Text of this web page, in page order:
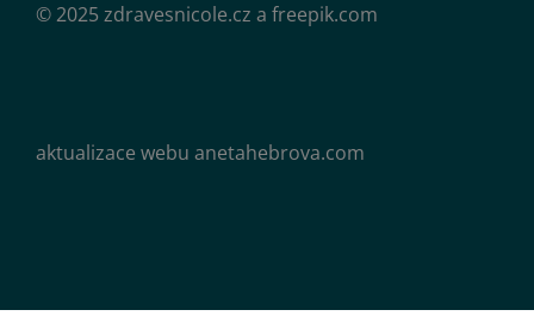
© 2025 zdravesnicole.cz a freepik.com
aktualizace webu anetahebrova.com